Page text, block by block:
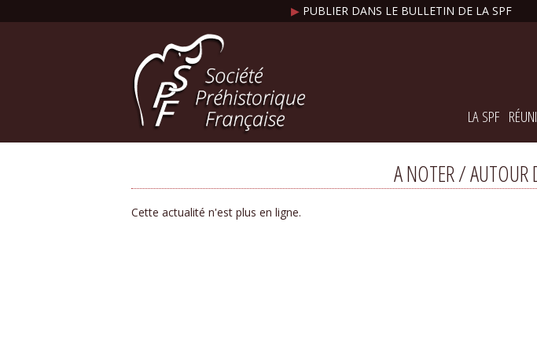
▶ PUBLIER DANS LE BULLETIN DE LA SPF
LA SPF
A NOTER / AUTOUR
Cette actualité n'est plus en ligne.